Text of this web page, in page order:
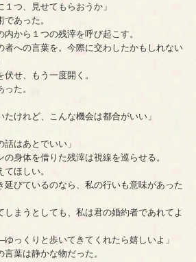
１つ、見せてもらおうか」
あった。
から１つの残滓を呼び起こす。
者への言葉を。今際に交わしたかもしれない
せ、もう一度開く。
た。
たけれど、こんな機会は都合がいい」
はあとでいい」
身体を借りた残滓は視線を巡らせる。
ほしい。
びているのなら、私の行いも意味があった
まうとしても、私は君の婚約者であれてよ
っくりと歩いてきてくれたら嬉しいよ」
葉は静かな物だった。